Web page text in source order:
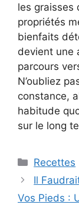
les graisses
propriétés
bienfaits
devient une
parcours
N’oubliez
constance,
habitude
sur le long
Categories
Recettes
Il
Vos Pieds :